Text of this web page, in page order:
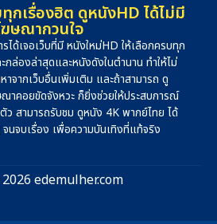
กเรื่องฮิต ดูหนังHD ได้ไม่มี
ษณากวนใจ
ได้เจอเว็บที่มี หนังใหม่HD ให้เลือกครบทุก
ล่องล่าสุดและหนังดังในตำนาน ทำให้ไม่
าจากเว็บอื่นเพิ่มเติม และถ้าสามารถ ดู
าคอยขัดจังหวะ ก็ยิ่งช่วยให้ประสบการณ์
ว สามารถรับชม ดูหนัง 4K พากย์ไทย ได้
นจบเรื่อง เพื่อความบันเทิงที่แท้จริง
edemulher.com